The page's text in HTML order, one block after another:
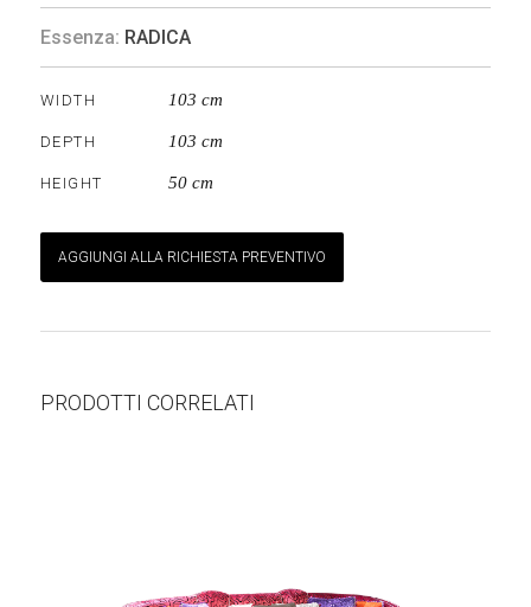
Essenza: RADICA
WIDTH 103 cm
DEPTH 103 cm
HEIGHT 50 cm
AGGIUNGI ALLA RICHIESTA PREVENTIVO
PRODOTTI CORRELATI